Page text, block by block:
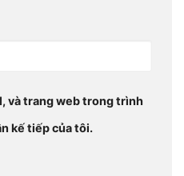
và trang web trong trình
kế tiếp của tôi.